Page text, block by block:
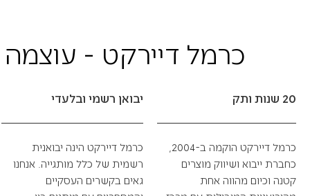
כרמל דיירקט -
20 שנות ותק
כחברת ייבוא ושיווק מוצרים
קטנה וכיום מהווה אחת
יבואן רשמי ובלעדי
כרמל דיירקט הינה יבואנית
רשמית של כלל מותגייה. אנחנו
גאים בקשרים העסקיים